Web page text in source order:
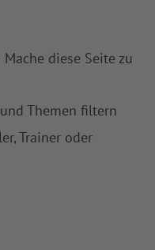
diese Seite zu
Themen filtern
Trainer oder